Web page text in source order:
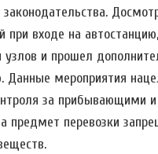
при входе на
узлов и прошел
Данные мероприятия
за прибывающими
предмет перевозки